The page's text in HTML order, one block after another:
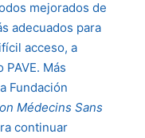
mejorados de
adecuados para
acceso, a
Más
Fundación
Médecins Sans
continuar